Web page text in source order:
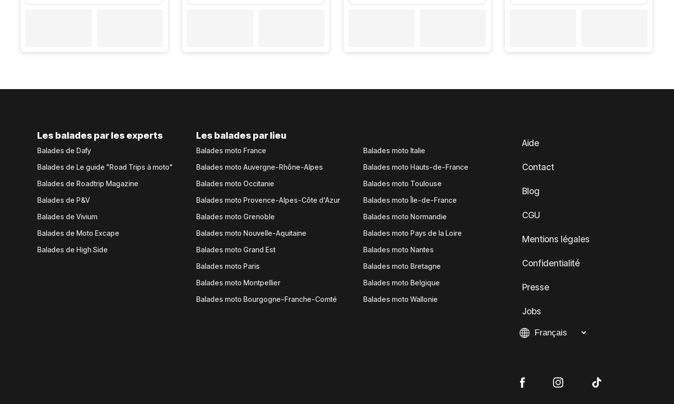
Les balades par les experts
Balades de Dafy
Balades de Le guide "Road Trips à moto"
Balades de Roadtrip Magazine
Balades de P&V
Balades de Vivium
Balades de Moto Excape
Balades de High Side
Les balades par lieu
Balades moto France
Balades moto Auvergne-Rhône-Alpes
Balades moto Occitanie
Balades moto Provence-Alpes-Côte d'Azur
Balades moto Grenoble
Balades moto Nouvelle-Aquitaine
Balades moto Grand Est
Balades moto Paris
Balades moto Montpellier
Balades moto Bourgogne-Franche-Comté
Balades moto Italie
Balades moto Hauts-de-France
Balades moto Toulouse
Balades moto Île-de-France
Balades moto Normandie
Balades moto Pays de la Loire
Balades moto Nantes
Balades moto Bretagne
Balades moto Belgique
Balades moto Wallonie
Aide
Contact
Blog
CGU
Mentions légales
Confidentialité
Presse
Jobs